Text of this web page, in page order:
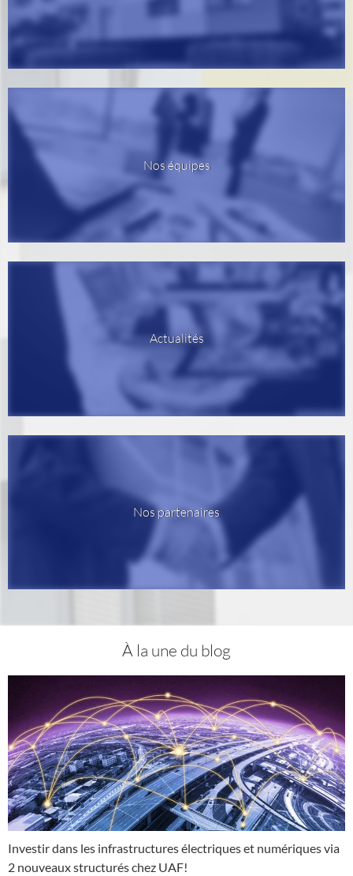
Nos équipes
Actualités
Nos partenaires
À la une du blog
Investir dans les infrastructures électriques et numériques via
2 nouveaux structurés chez UAF!